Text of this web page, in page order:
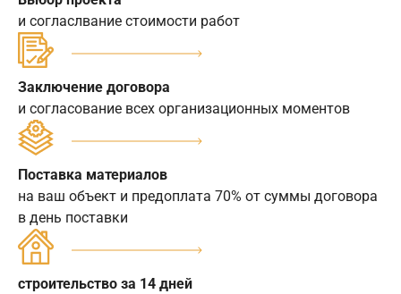
и согласлвание стоимости работ
Заключение договора
и согласование всех организационных моментов
Поставка материалов
на ваш объект и предоплата 70% от суммы договора
в день поставки
строительство за 14 дней